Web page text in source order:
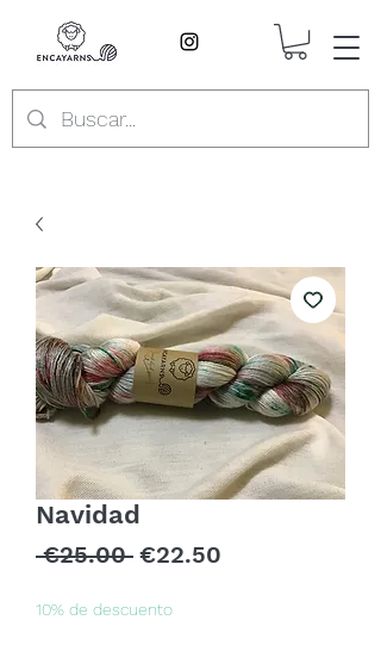
Navidad
€25.00 Regular
€22.50
10% de descuento